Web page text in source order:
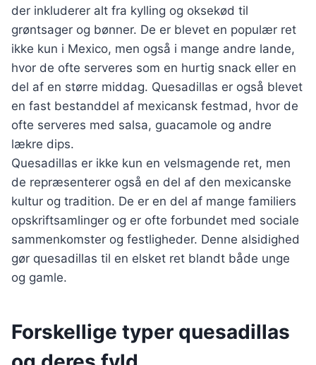
der inkluderer alt fra kylling og oksekød til
grøntsager og bønner. De er blevet en populær ret
ikke kun i Mexico, men også i mange andre lande,
hvor de ofte serveres som en hurtig snack eller en
del af en større middag. Quesadillas er også blevet
en fast bestanddel af mexicansk festmad, hvor de
ofte serveres med salsa, guacamole og andre
lækre dips.
Quesadillas er ikke kun en velsmagende ret, men
de repræsenterer også en del af den mexicanske
kultur og tradition. De er en del af mange familiers
opskriftsamlinger og er ofte forbundet med sociale
sammenkomster og festligheder. Denne alsidighed
gør quesadillas til en elsket ret blandt både unge
og gamle.
Forskellige typer quesadillas